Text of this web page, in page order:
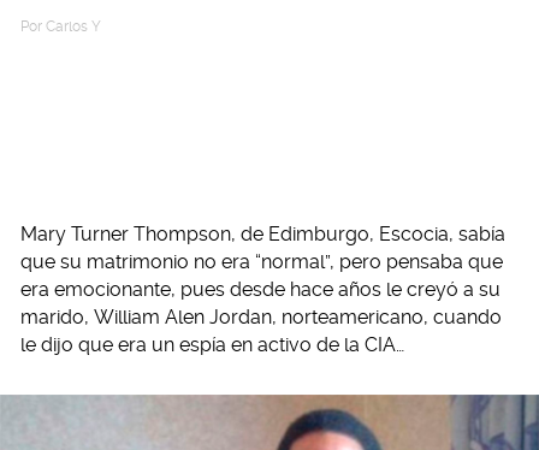
Por Carlos Y
Mary Turner Thompson, de Edimburgo, Escocia, sabía
que su matrimonio no era “normal”, pero pensaba que
era emocionante, pues desde hace años le creyó a su
marido, William Alen Jordan, norteamericano, cuando
le dijo que era un espía en activo de la CIA…